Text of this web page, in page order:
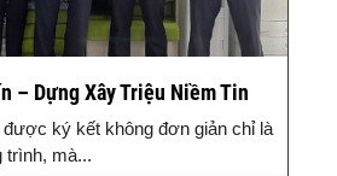
– Dựng Xây Triệu Niềm Tin
ký kết không đơn giản chỉ là
trình, mà...